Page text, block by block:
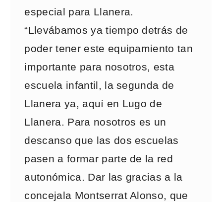
especial para Llanera.
“Llevábamos ya tiempo detrás de
poder tener este equipamiento tan
importante para nosotros, esta
escuela infantil, la segunda de
Llanera ya, aquí en Lugo de
Llanera. Para nosotros es un
descanso que las dos escuelas
pasen a formar parte de la red
autonómica. Dar las gracias a la
concejala Montserrat Alonso, que